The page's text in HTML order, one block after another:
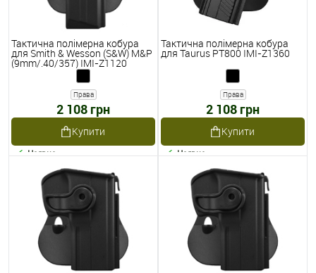
Тактична полімерна кобура
для Smith & Wesson (S&W) M&P
(9mm/.40/357) IMI-Z1120
Права
2 108 грн
Купити
Наявне
Тактична полімерна кобура
для Taurus PT800 IMI-Z1360
Права
2 108 грн
Купити
Наявне